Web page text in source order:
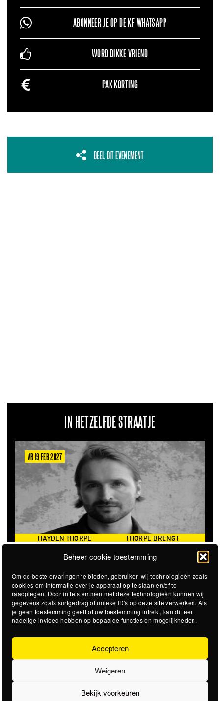
Beheer cookie toestemming
Om de beste ervaringen te bieden, gebruiken wij technologieën zoals
cookies om informatie over je apparaat op te slaan en/of te
raadplegen. Door in te stemmen met deze technologieën kunnen wij
gegevens zoals surfgedrag of unieke ID's op deze site verwerken. Als
je geen toestemming geeft of uw toestemming intrekt, kan dit een
nadelige invloed hebben op bepaalde functies en mogelijkheden.
Accepteren
Weigeren
Bekijk voorkeuren
ABONNEER JE OP DE KF WHATSAPP
WORD DIKKE VRIEND
PAK KORTING
DEEL DIT EVENEMENT
IN HETZELFDE STRAATJE
VR 19 FEB 2027
HAYDEN THORPE
OF WILD BEASTS (UK)
THORPE BRENGT
BEASTS WEER TEN GEHORE